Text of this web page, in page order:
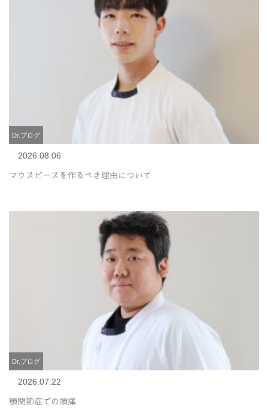
Dr.ブログ
2026.08.06
マウスピースを作るべき理由について
Dr.ブログ
2026.07.22
顎関節症での頭痛